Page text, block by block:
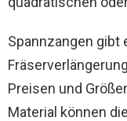
Spannzangen gibt
Preisen und
Material können